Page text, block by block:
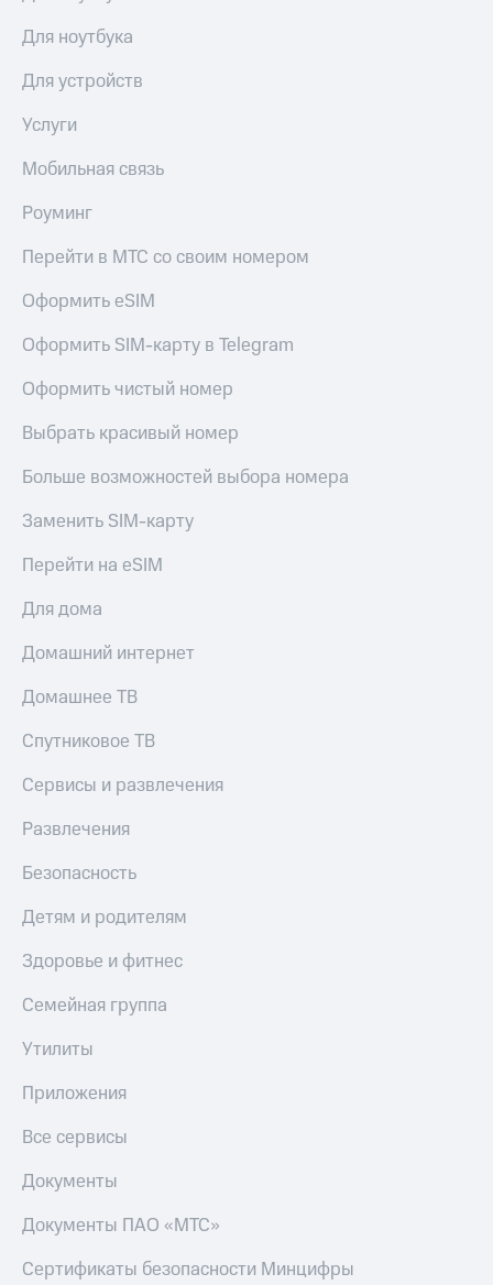
Для ноутбука
Для устройств
Услуги
Мобильная связь
Роуминг
Перейти в МТС со своим номером
Оформить eSIM
Оформить SIM-карту в Telegram
Оформить чистый номер
Выбрать красивый номер
Больше возможностей выбора номера
Заменить SIM-карту
Перейти на eSIM
Для дома
Домашний интернет
Домашнее ТВ
Спутниковое ТВ
Сервисы и развлечения
Развлечения
Безопасность
Детям и родителям
Здоровье и фитнес
Семейная группа
Утилиты
Приложения
Все сервисы
Документы
Документы ПАО «МТС»
Сертификаты безопасности Минцифры